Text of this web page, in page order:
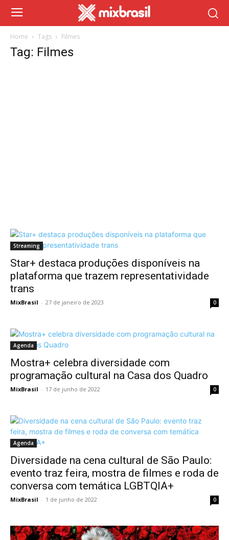
Home Tags Filmes
Tag: Filmes
Streaming
Star+ destaca produções disponíveis na
plataforma que trazem representatividade
trans
MixBrasil - 27 de janeiro de 2023 0
Agenda
Mostra+ celebra diversidade com
programação cultural na Casa dos Quadro
MixBrasil - 17 de junho de 2022 0
Agenda
Diversidade na cena cultural de São Paulo:
evento traz feira, mostra de filmes e roda de
conversa com temática LGBTQIA+
MixBrasil - 1 de junho de 2022 0